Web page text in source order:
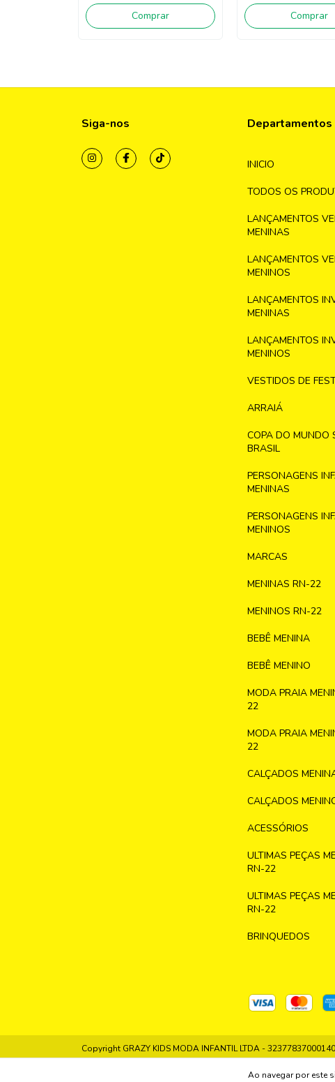
Ao navegar por este
Comprar Comprar
Siga-nos Departamentos
INICIO
TODOS OS
LANÇAMENTOS
MENINAS
LANÇAMENTOS
MENINOS
LANÇAMENTOS
MENINAS
LANÇAMENTOS
MENINOS
VESTIDOS DE
ARRAIÁ
COPA DO MUNDO
BRASIL
PERSONAGENS
MENINAS
PERSONAGENS
MENINOS
MARCAS
MENINAS RN-22
MENINOS RN-22
BEBÊ MENINA
BEBÊ MENINO
MODA PRAIA
22
MODA PRAIA
22
CALÇADOS
CALÇADOS
ACESSÓRIOS
ULTIMAS PEÇAS
RN-22
ULTIMAS PEÇAS
RN-22
BRINQUEDOS
Copyright GRAZY KIDS MODA INFANTIL LTDA -